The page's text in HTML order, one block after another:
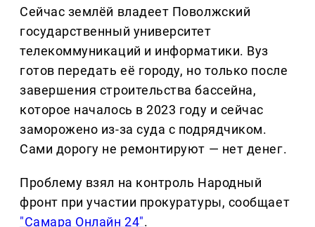
Сейчас землёй владеет Поволжский
государственный университет
телекоммуникаций и информатики. Вуз
готов передать её городу, но только после
завершения строительства бассейна,
которое началось в 2023 году и сейчас
заморожено из-за суда с подрядчиком.
Сами дорогу не ремонтируют — нет денег.
Проблему взял на контроль Народный
фронт при участии прокуратуры, сообщает
"Самара Онлайн 24".